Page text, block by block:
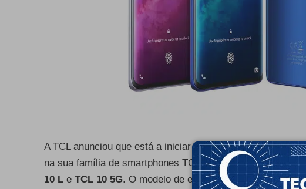
A TCL anunciou que está a iniciar o processo de
na sua família de smartphones TCL 10, nos quais estão
10 L eTCL 10 5G. O modelo de entrada TCL 10 SE,